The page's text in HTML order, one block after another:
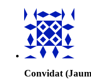
Convidat